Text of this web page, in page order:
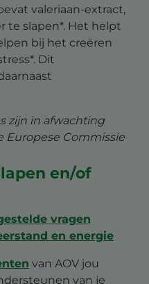
valeriaan-extract,
te slapen*. Het helpt
bij het creëren
Dit
zijn in afwachting
Europese Commissie
en/of
vragen
en energie
van AOV jou
van je